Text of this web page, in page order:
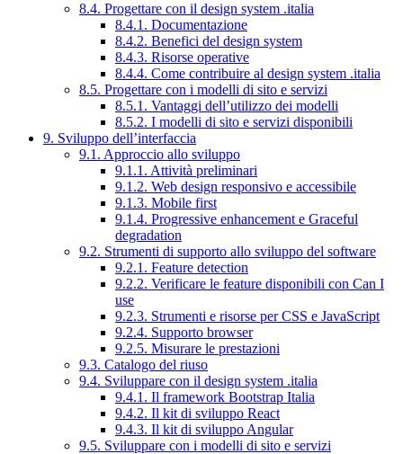
8.4. Progettare con il design system .italia
8.4.1. Documentazione
8.4.2. Benefici del design system
8.4.3. Risorse operative
8.4.4. Come contribuire al design system .italia
8.5. Progettare con i modelli di sito e servizi
8.5.1. Vantaggi dell’utilizzo dei modelli
8.5.2. I modelli di sito e servizi disponibili
9. Sviluppo dell’interfaccia
9.1. Approccio allo sviluppo
9.1.1. Attività preliminari
9.1.2. Web design responsivo e accessibile
9.1.3. Mobile first
9.1.4. Progressive enhancement e Graceful
degradation
9.2. Strumenti di supporto allo sviluppo del software
9.2.1. Feature detection
9.2.2. Verificare le feature disponibili con Can I
use
9.2.3. Strumenti e risorse per CSS e JavaScript
9.2.4. Supporto browser
9.2.5. Misurare le prestazioni
9.3. Catalogo del riuso
9.4. Sviluppare con il design system .italia
9.4.1. Il framework Bootstrap Italia
9.4.2. Il kit di sviluppo React
9.4.3. Il kit di sviluppo Angular
9.5. Sviluppare con i modelli di sito e servizi